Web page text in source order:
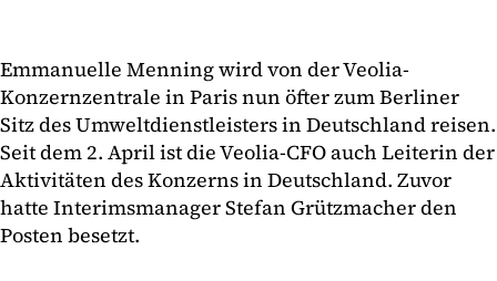
Emmanuelle Menning wird von der Veolia-
Konzernzentrale in Paris nun öfter zum Berliner
Sitz des Umweltdienstleisters in Deutschland reisen.
Seit dem 2. April ist die Veolia-CFO auch Leiterin der
Aktivitäten des Konzerns in Deutschland. Zuvor
hatte Interimsmanager Stefan Grützmacher den
Posten besetzt.